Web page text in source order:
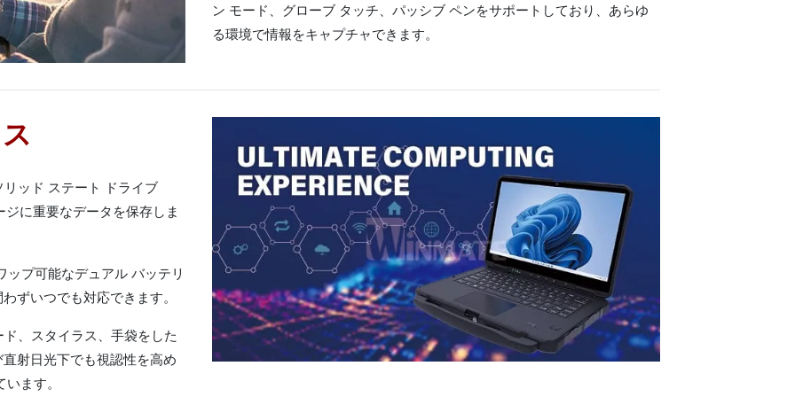
ン モード、グローブ タッチ、パッシブ ペンをサポートしており、あらゆ
る環境で情報をキャプチャできます。
ッド ステート ドライブ
ジに重要なデータを保存しま
ップ可能なデュアル バッテリ
ずいつでも対応できます。
、スタイラス、手袋をした
射日光下でも視認性を高め
ます。